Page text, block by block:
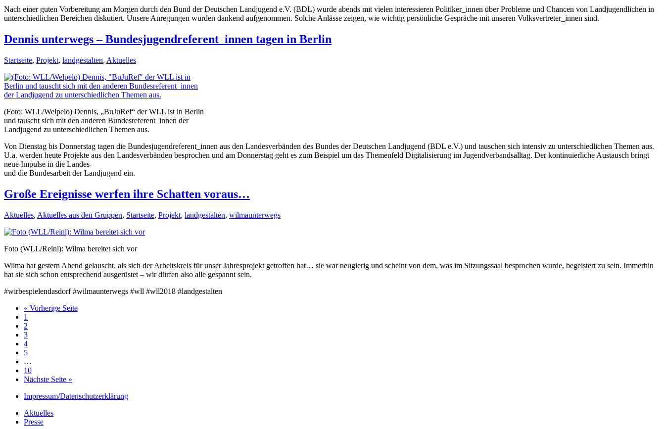
Nach einer guten Vorbereitung am Morgen durch den Bund der Deutschen Landjugend e.V. (BDL) wurde abends mit vielen interessieren Politiker_innen über Probleme und Chancen von Landjugendlichen in
unterschiedlichen Bereichen diskutiert. Unsere Anregungen wurden dankend aufgenommen. Solche Anlässe zeigen, wie wichtig persönliche Gespräche mit unseren Volksvertreter_innen sind.
Dennis unterwegs – Bundesjugendreferent_innen tagen in Berlin
Startseite, Projekt, landgestalten, Aktuelles
(Foto: WLL/Welpelo) Dennis, „BuJuRef“ der WLL ist in Berlin
und tauscht sich mit den anderen Bundesreferent_innen der
Landjugend zu unterschiedlichen Themen aus.
Von Dienstag bis Donnerstag tagen die Bundesjugendreferent_innen aus den Landesverbänden des Bundes der Deutschen Landjugend (BDL e.V.) und tauschen sich intensiv zu unterschiedlichen Themen aus.
U.a. werden heute Projekte aus den Landesverbänden besprochen und am Donnerstag geht es zum Beispiel um das Themenfeld Digitalisierung im Jugendverbandsalltag. Der kontinuierliche Austausch bringt
neue Impulse in die Landes-
und die Bundesarbeit der Landjugend ein.
Große Ereignisse werfen ihre Schatten voraus…
Aktuelles, Aktuelles aus den Gruppen, Startseite, Projekt, landgestalten, wilmaunterwegs
Foto (WLL/Reinl): Wilma bereitet sich vor
Wilma hat gestern Abend gelauscht, als sich der Arbeitskreis für unser Jahresprojekt getroffen hat… sie war neugierig und scheint von dem, was im Sitzungssaal besprochen wurde, begeistert zu sein. Immerhin
hat sie sich schon entsprechend ausgerüstet – wir dürfen also alle gespannt sein.
#wirbespielendasdorf #wilmaunterwegs #wll #wll2018 #landgestalten
« Vorherige Seite
1
2
3
4
5
…
10
Nächste Seite »
Impressum/Datenschutzerklärung
Aktuelles
Presse